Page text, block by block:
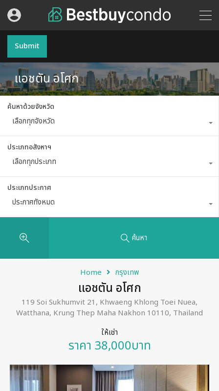
Submit
แอชตัน อโศก
ค้นหาด้วยจังหวัด
เลือกทุกจังหวัด
ประเภทอสังหาฯ
เลือกทุกประเภท
ประเภทประกาศ
ประกาศทั้งหมด
ค้นหา
Home กรุงเทพ
แอชตัน อโศก
119 Soi Sukhumvit 21, Khwaeng Khlong Toei Nuea,
Watthana, Krung Thep Maha Nakhon 10110, Thailand
ให้เช่า
ราคา 38,000บาท